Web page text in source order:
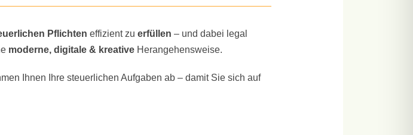
Pflichten effizient zu erfüllen – und dabei legal
moderne, digitale & kreative Herangehensweise.
Ihnen Ihre steuerlichen Aufgaben ab – damit Sie sich auf